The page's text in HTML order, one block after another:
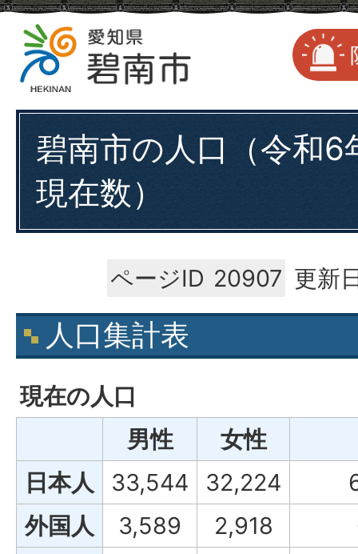
碧南市の人口（令和6
現在数）
ページID 20907 更新
人口集計表
現在の人口
男性
女性
日本人
33,544 32,224
外国人
3,589 2,918